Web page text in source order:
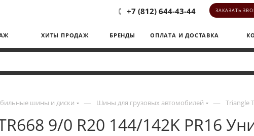
+7 (812) 644-43-44 ЗАКАЗАТЬ
ХИТЫ ПРОДАЖ БРЕНДЫ ОПЛАТА И ДОСТАВКА
шины и диски — Шины для грузовых автомобилей — Triangle
9/0 R20 144/142K PR16